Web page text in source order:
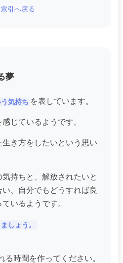
索引へ戻る
夢
気持ち を表しています。
じているようです。
き方をしたいという思い
持ちと、解放されたいと
、自分でもどうすれば良
いるようです。
しょう。
る時間を作ってください。